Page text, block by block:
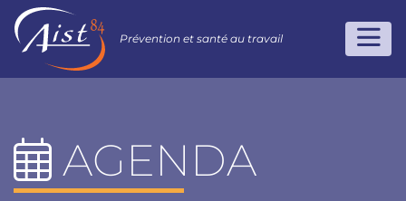
Prévention et santé au travail
AGENDA